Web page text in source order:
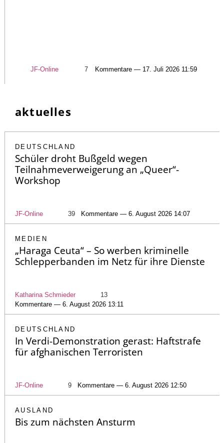
JF-Online 7 Kommentare — 17. Juli 2026 11:59
aktuelles
DEUTSCHLAND
Schüler droht Bußgeld wegen
Teilnahmeverweigerung an „Queer“-
Workshop
JF-Online 39 Kommentare — 6. August 2026 14:07
MEDIEN
„Haraga Ceuta“ – So werben kriminelle
Schlepperbanden im Netz für ihre Dienste
Katharina Schmieder
13
Kommentare — 6. August 2026 13:11
DEUTSCHLAND
In Verdi-Demonstration gerast: Haftstrafe
für afghanischen Terroristen
JF-Online 9 Kommentare — 6. August 2026 12:50
AUSLAND
Bis zum nächsten Ansturm